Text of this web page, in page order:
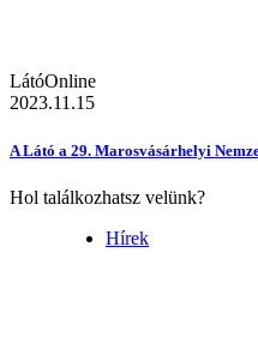
LátóOnline
2023.11.15
A Látó a 29. Marosvásárhelyi
Hol találkozhatsz velünk?
Hírek